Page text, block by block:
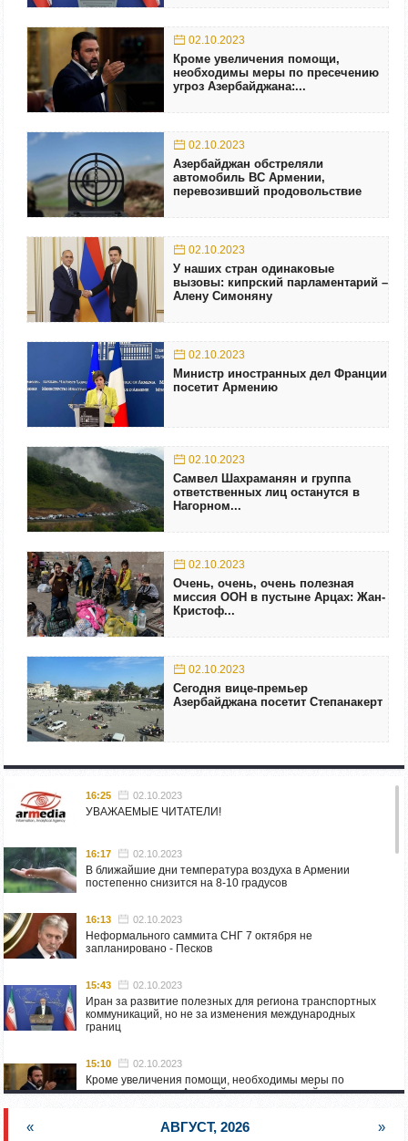
02.10.2023
Кроме увеличения помощи,
необходимы меры по пресечению
угроз Азербайджана:...
02.10.2023
Азербайджан обстреляли
автомобиль ВС Армении,
перевозивший продовольствие
02.10.2023
У наших стран одинаковые
вызовы: кипрский парламентарий –
Алену Симоняну
02.10.2023
Министр иностранных дел Франции
посетит Армению
02.10.2023
Самвел Шахраманян и группа
ответственных лиц останутся в
Нагорном...
02.10.2023
Очень, очень, очень полезная
миссия ООН в пустыне Арцах: Жан-
Кристоф...
02.10.2023
Сегодня вице-премьер
Азербайджана посетит Степанакерт
16:25 02.10.2023
УВАЖАЕМЫЕ ЧИТАТЕЛИ!
16:17 02.10.2023
В ближайшие дни температура воздуха в Армении
постепенно снизится на 8-10 градусов
16:13 02.10.2023
Неформального саммита СНГ 7 октября не
запланировано - Песков
15:43 02.10.2023
Иран за развитие полезных для региона транспортных
коммуникаций, но не за изменения международных
границ
15:10 02.10.2023
Кроме увеличения помощи, необходимы меры по
пресечению угроз Азербайджана: испанский депутат
« АВГУСТ, 2026 »